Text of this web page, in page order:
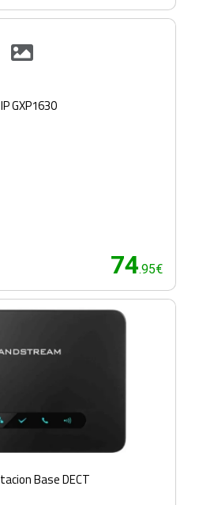
GXP1630
74.95€
Base DECT